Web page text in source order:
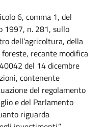
6, comma 1, del
1997, n. 281, sullo
dell’agricoltura, della
recante modifica
del 14 dicembre
contenente
del regolamento
e del Parlamento
riguarda